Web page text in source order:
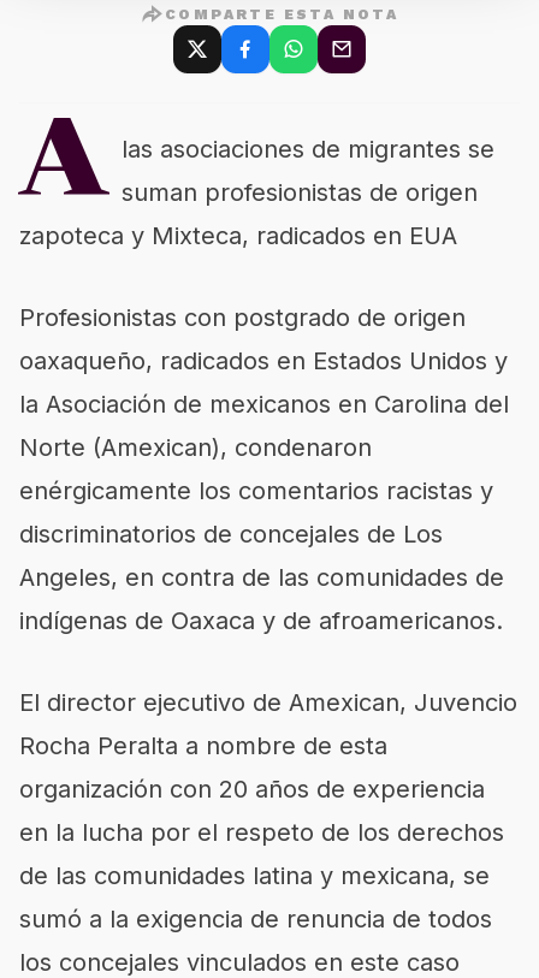
COMPARTE ESTA NOTA
A las asociaciones de migrantes se
suman profesionistas de origen
zapoteca y Mixteca, radicados en EUA
Profesionistas con postgrado de origen
oaxaqueño, radicados en Estados Unidos y
la Asociación de mexicanos en Carolina del
Norte (Amexican), condenaron
enérgicamente los comentarios racistas y
discriminatorios de concejales de Los
Angeles, en contra de las comunidades de
indígenas de Oaxaca y de afroamericanos.
El director ejecutivo de Amexican, Juvencio
Rocha Peralta a nombre de esta
organización con 20 años de experiencia
en la lucha por el respeto de los derechos
de las comunidades latina y mexicana, se
sumó a la exigencia de renuncia de todos
los concejales vinculados en este caso